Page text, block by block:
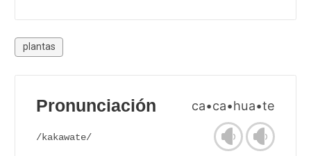
plantas
Pronunciación ca•ca•hua•te
/kakawate/